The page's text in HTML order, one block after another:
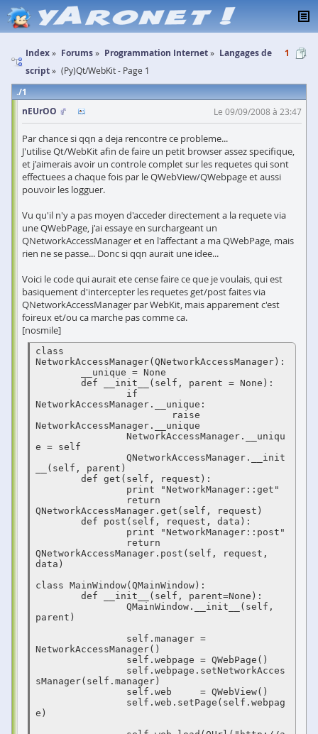
Index Forums Programmation Internet
Langages de
script
(Py)Qt/WebKit - Page 1
1
1
nEUrOO
Le 09/09/2008 à 23:47
Par chance si qqn a deja rencontre ce probleme...
J'utilise Qt/WebKit afin de faire un petit browser assez specifique,
et j'aimerais avoir un controle complet sur les requetes qui sont
effectuees a chaque fois par le QWebView/QWebpage et aussi
pouvoir les logguer.
Vu qu'il n'y a pas moyen d'acceder directement a la requete via
une QWebPage, j'ai essaye en surchargeant un
QNetworkAccessManager et en l'affectant a ma QWebPage, mais
rien ne se passe... Donc si qqn aurait une idee...
Voici le code qui aurait ete cense faire ce que je voulais, qui est
basiquement d'intercepter les requetes get/post faites via
QNetworkAccessManager par WebKit, mais apparement c'est
foireux et/ou ca marche pas comme ca.
[nosmile]
class
NetworkAccessManager(QNetworkAccessManager):
NetworkAccessManager.__unique:
NetworkAccessManager.__unique
e = self
__(self, parent)
QNetworkAccessManager.get(self, request)
QNetworkAccessManager.post(self, request,
data)
class MainWindow(QMainWindow):
parent)
NetworkAccessManager()
sManager(self.manager)
e)